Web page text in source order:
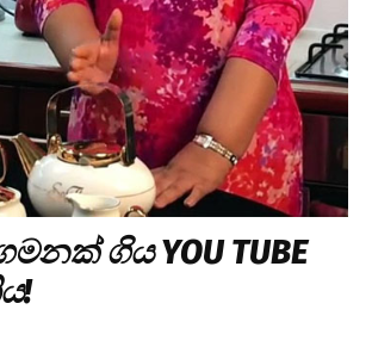
ගිය YOU TUBE